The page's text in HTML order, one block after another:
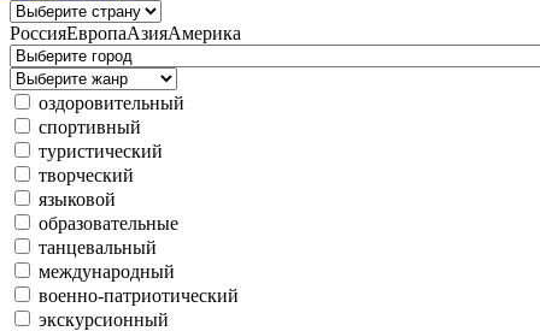
РоссияЕвропаАзияАмерика
оздоровительный
спортивный
туристический
творческий
языковой
образовательные
танцевальный
международный
военно-патриотический
экскурсионный